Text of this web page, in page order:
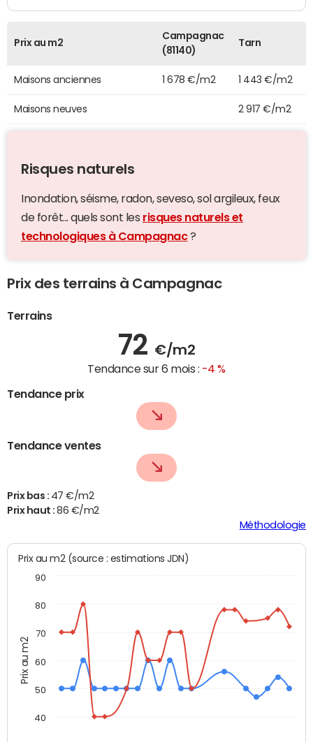
Prix au m2
Campagnac
(81140)
Tarn
Maisons anciennes 1 678 €/m2 1 443 €/m2
Maisons neuves 2 917 €/m2
Risques naturels
Inondation, séisme, radon, seveso, sol argileux, feux
de forêt... quels sont les risques naturels et
technologiques à Campagnac?
Prix des terrains à Campagnac
Terrains
72 €/m2
Tendance sur 6 mois : -4 %
Tendance prix
Tendance ventes
Prix bas : 47 €/m2
Prix haut :86 €/m2
Méthodologie
Prix au m2
Prix au m2 (source : estimations JDN)
40
50
60
70
80
90